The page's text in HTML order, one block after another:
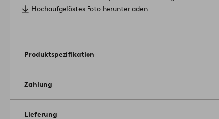
Recyclingfasern. Füllung: Flockenfüllung.
vor Feuchtigkeit und Regen geschützt an einem trockenen
werden.
Hochaufgelöstes Foto herunterladen
Produktspezifikation
Zahlung
Lieferung